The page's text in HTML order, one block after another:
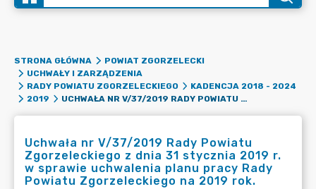
STRONA GŁÓWNA
POWIAT ZGORZELECKI
UCHWAŁY I ZARZĄDZENIA
RADY POWIATU ZGORZELECKIEGO
KADENCJA 2018 - 2024
2019
UCHWAŁA NR V/37/2019 RADY POWIATU ZGORZELECKIEGO Z DNIA 31 STYCZNIA 2019 R. W SPRAWIE UCHWALENIA PLANU PRACY RADY POWIATU ZGORZELECKIEGO NA 2019 ROK.
Uchwała nr V/37/2019 Rady Powiatu
Zgorzeleckiego z dnia 31 stycznia 2019 r.
w sprawie uchwalenia planu pracy Rady
Powiatu Zgorzeleckiego na 2019 rok.